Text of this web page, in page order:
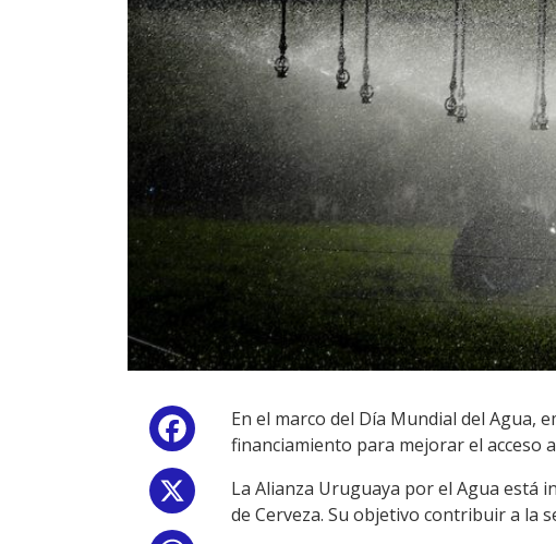
Facebook
En el marco del Día Mundial del
financiamiento para mejorar el acceso
La Alianza Uruguaya por el Agua está
de Cerveza. Su objetivo contribuir a la